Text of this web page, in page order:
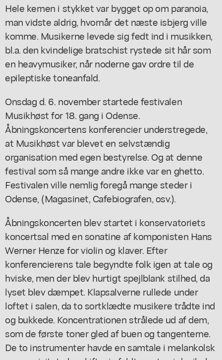
Hele kernen i stykket var bygget op om paranoia,
man vidste aldrig, hvornår det næste isbjerg ville
komme. Musikerne levede sig fedt ind i musikken,
bl.a. den kvindelige bratschist rystede sit hår som
en heavymusiker, når noderne gav ordre til de
epileptiske toneanfald.
Onsdag d. 6. november startede festivalen
Musikhøst for 18. gang i Odense.
Åbningskoncertens konferencier understregede,
at Musikhøst var blevet en selvstændig
organisation med egen bestyrelse. Og at denne
festival som så mange andre ikke var en ghetto.
Festivalen ville nemlig foregå mange steder i
Odense, (Magasinet, Cafebiografen, osv.).
Åbningskoncerten blev startet i konservatoriets
koncertsal med en sonatine af komponisten Hans
Werner Henze for violin og klaver. Efter
konferencierens tale begyndte folk igen at tale og
hviske, men der blev hurtigt spejlblank stilhed, da
lyset blev dæmpet. Klapsalverne rullede under
loftet i salen, da to sortklædte musikere trådte ind
og bukkede. Koncentrationen strålede ud af dem,
som de første toner gled af buen og tangenterne.
De to instrumenter havde en samtale i melankolsk